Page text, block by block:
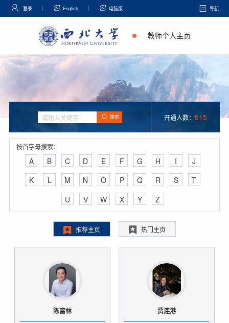
登录 English 电脑版 导航
教师个人主页
搜索 开通人数： 915
按首字母搜索：
A B C D E F G H I
J
K
L M N O P Q R S
T
U
V W X Y Z
推荐主页 热门主页
陈富林 贾连港